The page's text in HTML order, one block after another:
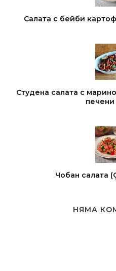
Салата с бейби
Студена салата с
Чобан салата
НЯМА